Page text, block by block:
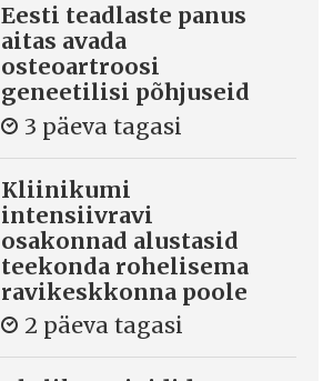
Eesti teadlaste panus
aitas avada
osteoartroosi
geneetilisi põhjuseid
3 päeva tagasi
Kliinikumi
intensiivravi
osakonnad alustasid
teekonda rohelisema
ravikeskkonna poole
2 päeva tagasi